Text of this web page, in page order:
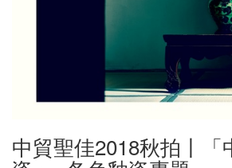
中貿聖佳2018秋拍丨「